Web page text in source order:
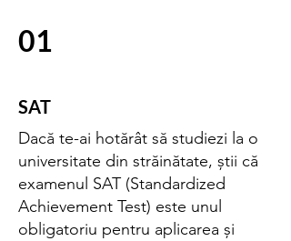
01
SAT
Dacă te-ai hotărât să studiezi la o
universitate din străinătate, știi că
examenul SAT (Standardized
Achievement Test) este unul
obligatoriu pentru aplicarea și